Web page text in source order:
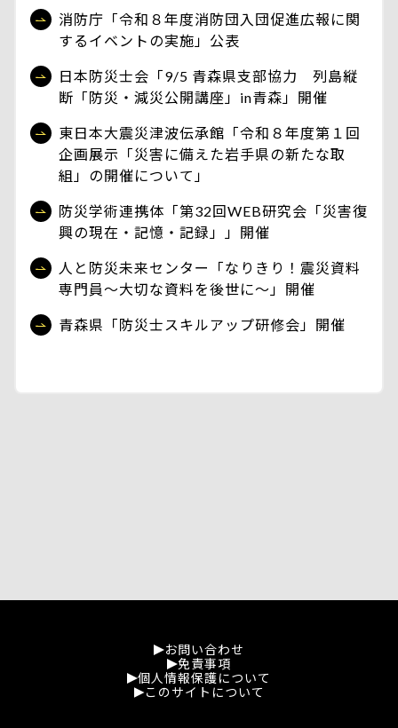
消防庁「令和８年度消防団入団促進広報に関
するイベントの実施」公表
日本防災士会「9/5 青森県支部協力 列島縦
断「防災・減災公開講座」in青森」開催
東日本大震災津波伝承館「令和８年度第１回
企画展示「災害に備えた岩手県の新たな取
組」の開催について」
防災学術連携体「第32回WEB研究会「災害復
興の現在・記憶・記録」」開催
人と防災未来センター「なりきり！震災資料
専門員～大切な資料を後世に～」開催
青森県「防災士スキルアップ研修会」開催
お問い合わせ
免責事項
個人情報保護について
このサイトについて